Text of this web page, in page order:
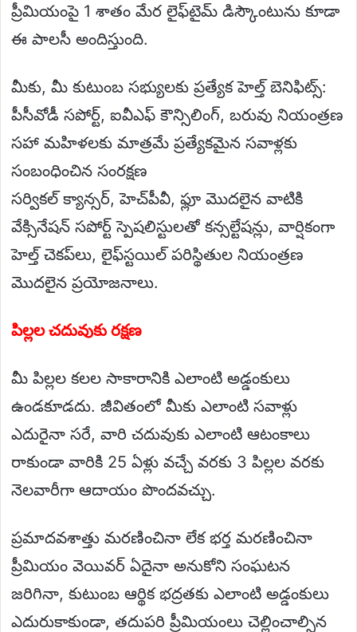
ప్రీమియంపై 1 శాతం మేర లైఫ్‌టైమ్ డిస్కౌంటును కూడా
ఈ పాలసీ అందిస్తుంది.
మీకు, మీ కుటుంబ సభ్యులకు ప్రత్యేక హెల్త్ బెనిఫిట్స్:
పీసీవోడీ సపోర్ట్, ఐవీఎఫ్ కౌన్సిలింగ్, బరువు నియంత్రణ
సహా మహిళలకు మాత్రమే ప్రత్యేకమైన సవాళ్లకు
సంబంధించిన సంరక్షణ
సర్వికల్ క్యాన్సర్, హెచ్‌పీవీ, ఫ్లూ మొదలైన వాటికి
వేక్సినేషన్ సపోర్ట్ స్పెషలిస్టులతో కన్సల్టేషన్లు, వార్షికంగా
హెల్త్ చెకప్‌లు, లైఫ్‌స్టయిల్ పరిస్థితుల నియంత్రణ
మొదలైన ప్రయోజనాలు.
పిల్లల చదువుకు రక్షణ
మీ పిల్లల కలల సాకారానికి ఎలాంటి అడ్డంకులు
ఉండకూడదు. జీవితంలో మీకు ఎలాంటి సవాళ్లు
ఎదురైనా సరే, వారి చదువుకు ఎలాంటి ఆటంకాలు
రాకుండా వారికి 25 ఏళ్లు వచ్చే వరకు 3 పిల్లల వరకు
నెలవారీగా ఆదాయం పొందవచ్చు.
ప్రమాదవశాత్తు మరణించినా లేక భర్త మరణించినా
ప్రీమియం వెయివర్ ఏదైనా అనుకోని సంఘటన
జరిగినా, కుటుంబ ఆర్థిక భద్రతకు ఎలాంటి అడ్డంకులు
ఎదురుకాకుండా, తదుపరి ప్రీమియంలు చెల్లించాల్సిన